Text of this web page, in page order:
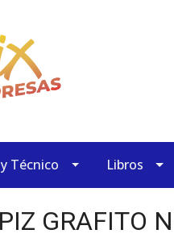
Técnico Libros
GRAFITO